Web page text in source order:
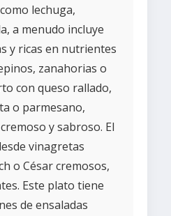
lechuga,
a menudo incluye
y ricas en nutrientes
zanahorias o
con queso rallado,
o parmesano,
y sabroso. El
vinagretas
o César cremosos,
Este plato tiene
de ensaladas